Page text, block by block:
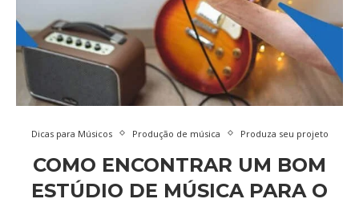
Dicas para Músicos Produção de música Produza seu projeto
COMO ENCONTRAR UM BOM
ESTÚDIO DE MÚSICA PARA O